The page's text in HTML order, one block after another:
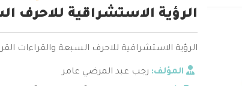
الرؤية الاستشراقية للاحرف
الرؤية الاستشراقية للاحرف السبعة والقراءات
المؤلف: رجب عبد المرضي عامر